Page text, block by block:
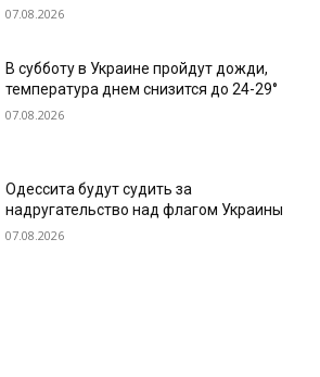
07.08.2026
В субботу в Украине пройдут дожди,
температура днем снизится до 24-29°
07.08.2026
Одессита будут судить за
надругательство над флагом Украины
07.08.2026